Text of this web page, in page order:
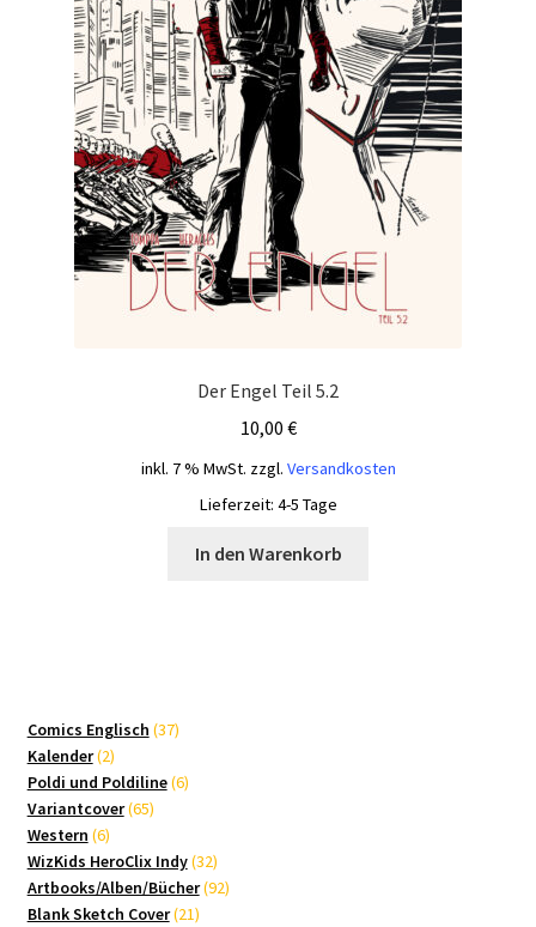
Der Engel Teil 5.2
10,00 €
inkl. 7 % MwSt. zzgl. Versandkosten
Lieferzeit: 4-5 Tage
In den Warenkorb
Comics Englisch 3737
Kalender 22
Produkte
Poldi und Poldiline 66
Variantcover 6565
Western 66
Produkte
WizKids HeroClix Indy 3232
Produkte
Artbooks/Alben/Bücher 9292
Blank Sketch Cover 2121